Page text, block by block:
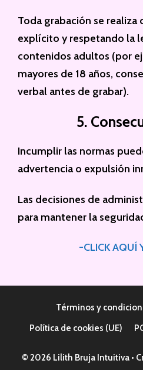
Toda grabación se
explícito y respetando la
contenidos adultos (por
mayores de 18 años,
verbal antes de grabar).
5.
Incumplir las normas
advertencia o expulsión
Las decisiones de
para mantener la
-CLICK AQUÍ
Términos y
Política de cookies (UE)
© 2026 Lilith Bruja Intuitiva•